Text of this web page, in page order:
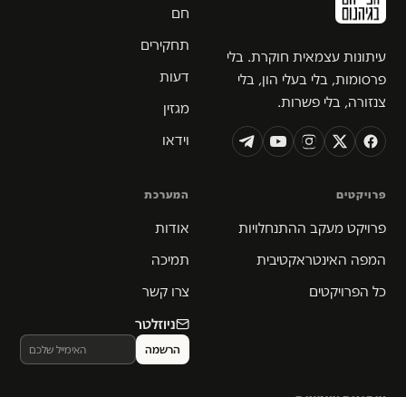
עיתונות עצמאית חוקרת. בלי
פרסומות, בלי בעלי הון, בלי
צנזורה, בלי פשרות.
חם
תחקירים
דעות
מגזין
וידאו
פרויקטים
פרויקט מעקב ההתנחלויות
המפה האינטראקטיבית
כל הפרויקטים
המערכת
אודות
תמיכה
צרו קשר
ניוזלטר